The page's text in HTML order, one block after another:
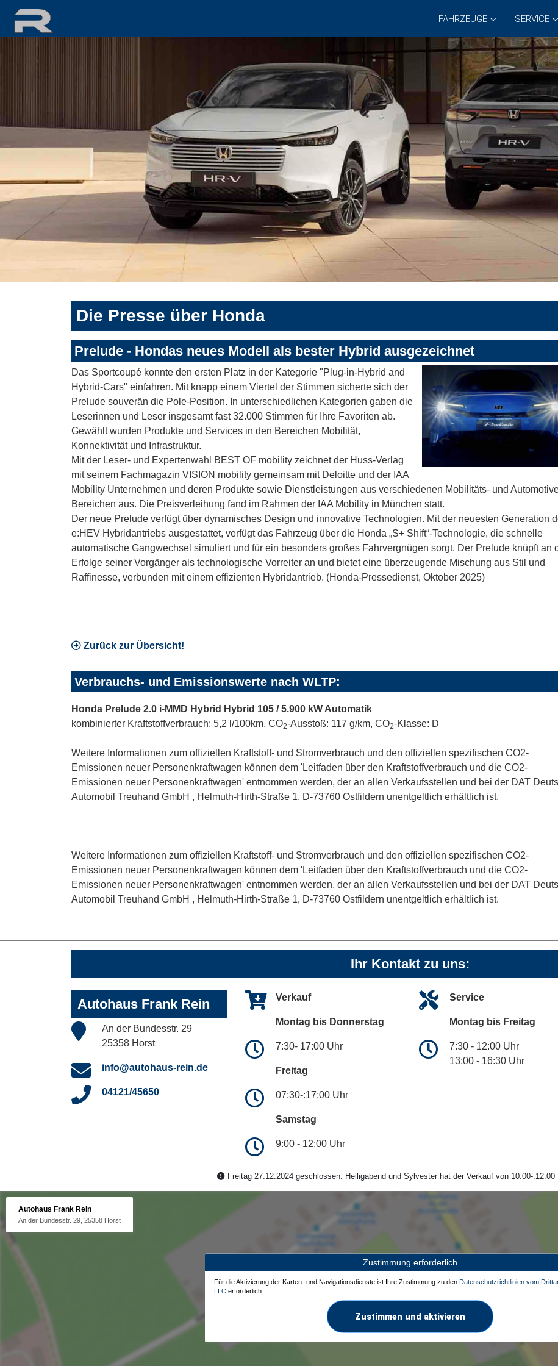
FAHRZEUGE SERVICE
Die Presse über Honda
Prelude - Hondas neues Modell als bester Hybrid ausgezeichnet
Das Sportcoupé konnte den ersten Platz in der Kategorie "Plug-in-Hybrid and
Hybrid-Cars" einfahren. Mit knapp einem Viertel der Stimmen sicherte sich der
Prelude souverän die Pole-Position. In unterschiedlichen Kategorien gaben die
Leserinnen und Leser insgesamt fast 32.000 Stimmen für Ihre Favoriten ab.
Gewählt wurden Produkte und Services in den Bereichen Mobilität,
Konnektivität und Infrastruktur.
Mit der Leser- und Expertenwahl BEST OF mobility zeichnet der Huss-Verlag
mit seinem Fachmagazin VISION mobility gemeinsam mit Deloitte und der IAA
Mobility Unternehmen und deren Produkte sowie Dienstleistungen aus verschiedenen Mobilitäts- und
Bereichen aus. Die Preisverleihung fand im Rahmen der IAA Mobility in München statt.
Der neue Prelude verfügt über dynamisches Design und innovative Technologien. Mit der neuesten Generation
e:HEV Hybridantriebs ausgestattet, verfügt das Fahrzeug über die Honda „S+ Shift“-Technologie, die schnelle
automatische Gangwechsel simuliert und für ein besonders großes Fahrvergnügen sorgt. Der Prelude knüpft an
Erfolge seiner Vorgänger als technologische Vorreiter an und bietet eine überzeugende Mischung aus Stil und
Raffinesse, verbunden mit einem effizienten Hybridantrieb. (Honda-Pressedienst, Oktober 2025)
Zurück zur Übersicht!
Verbrauchs- und Emissionswerte nach WLTP:
Honda Prelude 2.0 i-MMD Hybrid Hybrid 105 / 5.900 kW Automatik
kombinierter Kraftstoffverbrauch: 5,2 l/100km, CO2-Ausstoß: 117 g/km, CO2-Klasse: D
Weitere Informationen zum offiziellen Kraftstoff- und Stromverbrauch und den offiziellen spezifischen CO2-
Emissionen neuer Personenkraftwagen können dem 'Leitfaden über den Kraftstoffverbrauch und die CO2-
Emissionen neuer Personenkraftwagen' entnommen werden, der an allen Verkaufsstellen und bei der DAT
Automobil Treuhand GmbH , Helmuth-Hirth-Straße 1, D-73760 Ostfildern unentgeltlich erhältlich ist.
Weitere Informationen zum offiziellen Kraftstoff- und Stromverbrauch und den offiziellen spezifischen CO2-
Emissionen neuer Personenkraftwagen können dem 'Leitfaden über den Kraftstoffverbrauch und die CO2-
Emissionen neuer Personenkraftwagen' entnommen werden, der an allen Verkaufsstellen und bei der DAT
Automobil Treuhand GmbH , Helmuth-Hirth-Straße 1, D-73760 Ostfildern unentgeltlich erhältlich ist.
Ihr Kontakt zu uns:
Autohaus Frank Rein
An der Bundesstr. 29
25358 Horst
info@autohaus-rein.de
04121/45650
Verkauf
Montag bis Donnerstag
7:30- 17:00 Uhr
Freitag
07:30-:17:00 Uhr
Samstag
9:00 - 12:00 Uhr
Service
Montag bis Freitag
7:30 - 12:00 Uhr
13:00 - 16:30 Uhr
Freitag 27.12.2024 geschlossen. Heiligabend und Sylvester hat der Verkauf von 10.00-.12.00
Autohaus Frank Rein
An der Bundesstr. 29, 25358 Horst
Zustimmung erforderlich
Für die Aktivierung der Karten- und Navigationsdienste ist Ihre Zustimmung zu den Datenschutzrichtlinien vom
LLC erforderlich.
Zustimmen und aktivieren